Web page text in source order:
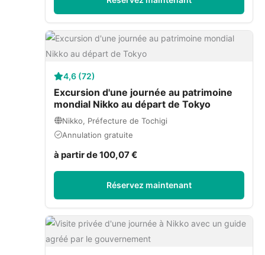
4,6 (72)
Excursion d'une journée au patrimoine
mondial Nikko au départ de Tokyo
Nikko, Préfecture de Tochigi
Annulation gratuite
à partir de 100,07 €
Réservez maintenant